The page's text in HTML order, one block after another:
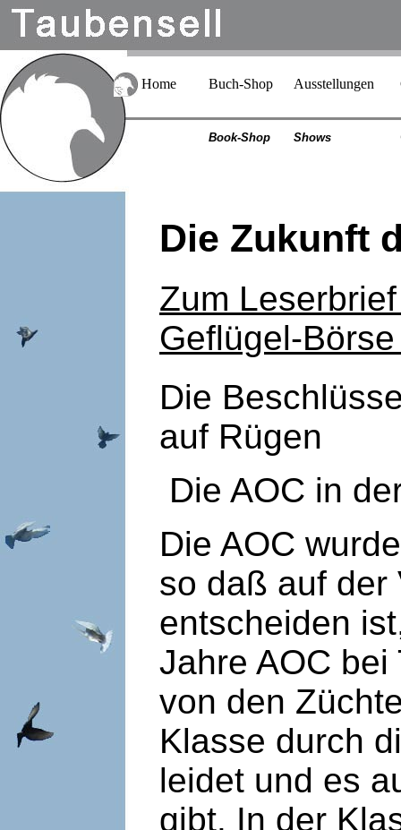
Home Buch-Shop Ausstellungen
Book-Shop Shows
Die Zukunft
Zum
Geflügel-
Die
auf Rügen
Die AOC in
Die AOC
so daß auf der
entscheiden
Jahre AOC
von den
Klasse durch
leidet und es
gibt. In der